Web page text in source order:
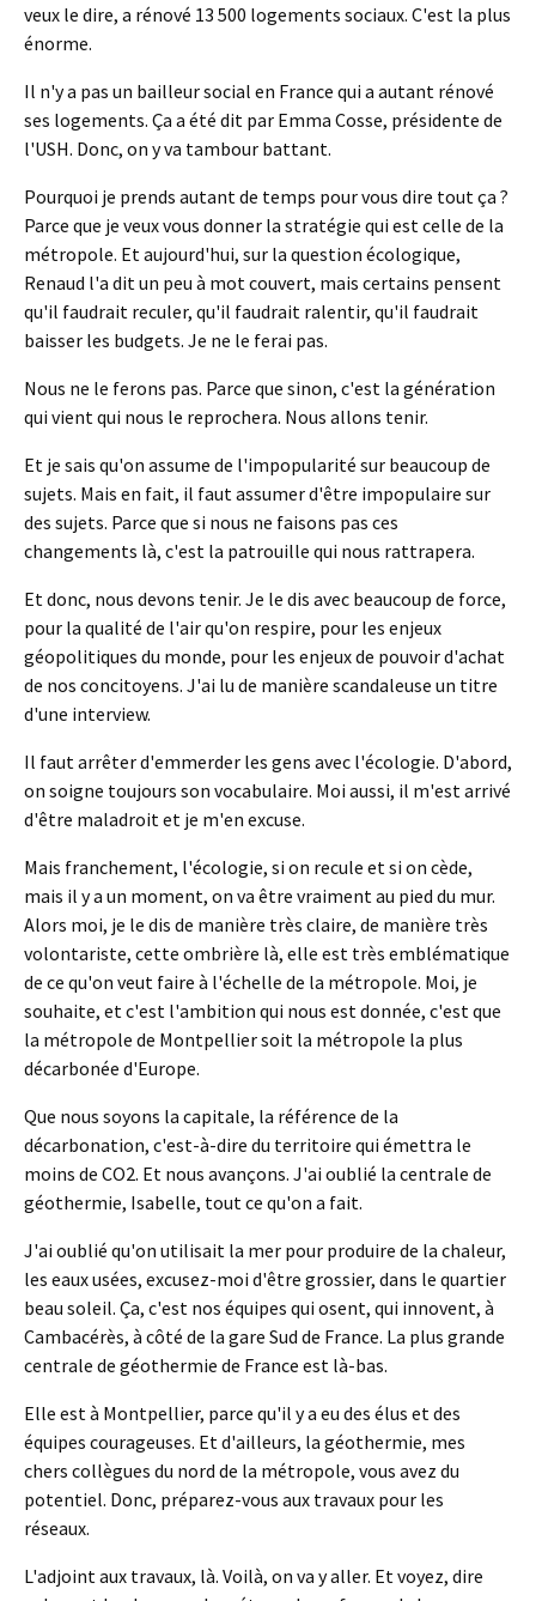
veux le dire, a rénové 13 500 logements sociaux. C'est la plus
énorme.
Il n'y a pas un bailleur social en France qui a autant rénové
ses logements. Ça a été dit par Emma Cosse, présidente de
l'USH. Donc, on y va tambour battant.
Pourquoi je prends autant de temps pour vous dire tout ça ?
Parce que je veux vous donner la stratégie qui est celle de la
métropole. Et aujourd'hui, sur la question écologique,
Renaud l'a dit un peu à mot couvert, mais certains pensent
qu'il faudrait reculer, qu'il faudrait ralentir, qu'il faudrait
baisser les budgets. Je ne le ferai pas.
Nous ne le ferons pas. Parce que sinon, c'est la génération
qui vient qui nous le reprochera. Nous allons tenir.
Et je sais qu'on assume de l'impopularité sur beaucoup de
sujets. Mais en fait, il faut assumer d'être impopulaire sur
des sujets. Parce que si nous ne faisons pas ces
changements là, c'est la patrouille qui nous rattrapera.
Et donc, nous devons tenir. Je le dis avec beaucoup de force,
pour la qualité de l'air qu'on respire, pour les enjeux
géopolitiques du monde, pour les enjeux de pouvoir d'achat
de nos concitoyens. J'ai lu de manière scandaleuse un titre
d'une interview.
Il faut arrêter d'emmerder les gens avec l'écologie. D'abord,
on soigne toujours son vocabulaire. Moi aussi, il m'est arrivé
d'être maladroit et je m'en excuse.
Mais franchement, l'écologie, si on recule et si on cède,
mais il y a un moment, on va être vraiment au pied du mur.
Alors moi, je le dis de manière très claire, de manière très
volontariste, cette ombrière là, elle est très emblématique
de ce qu'on veut faire à l'échelle de la métropole. Moi, je
souhaite, et c'est l'ambition qui nous est donnée, c'est que
la métropole de Montpellier soit la métropole la plus
décarbonée d'Europe.
Que nous soyons la capitale, la référence de la
décarbonation, c'est-à-dire du territoire qui émettra le
moins de CO2. Et nous avançons. J'ai oublié la centrale de
géothermie, Isabelle, tout ce qu'on a fait.
J'ai oublié qu'on utilisait la mer pour produire de la chaleur,
les eaux usées, excusez-moi d'être grossier, dans le quartier
beau soleil. Ça, c'est nos équipes qui osent, qui innovent, à
Cambacérès, à côté de la gare Sud de France. La plus grande
centrale de géothermie de France est là-bas.
Elle est à Montpellier, parce qu'il y a eu des élus et des
équipes courageuses. Et d'ailleurs, la géothermie, mes
chers collègues du nord de la métropole, vous avez du
potentiel. Donc, préparez-vous aux travaux pour les
réseaux.
L'adjoint aux travaux, là. Voilà, on va y aller. Et voyez, dire